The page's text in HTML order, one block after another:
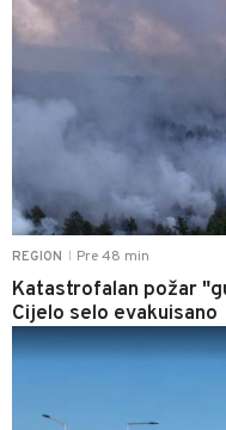
REGION Pre 48 min
Katastrofalan požar
Cijelo selo evakuisano